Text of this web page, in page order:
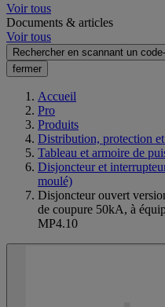
Voir tous
Documents & articles
Voir tous
Rechercher en scannant un
fermer
Accueil
Pro
Produits
Distribution, protection
Tableau et armoire de
Disjoncteur et
moulé)
Disjoncteur ouvert
de coupure 50kA, à
MP4.10